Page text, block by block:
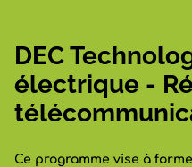
DEC
électrique -
Ce programme vise à